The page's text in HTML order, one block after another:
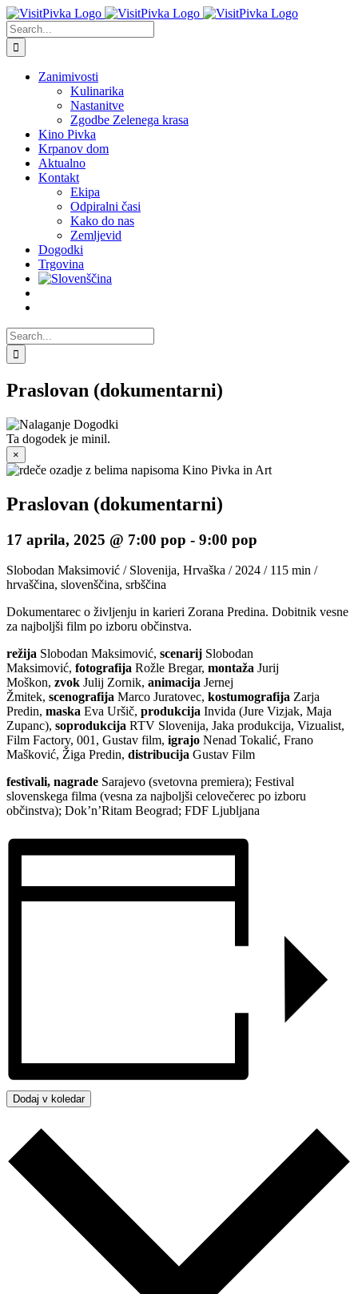
Skip
to
content
Search
for:
Zanimivosti
Kulinarika
Nastanitve
Zgodbe Zelenega krasa
Kino Pivka
Krpanov dom
Aktualno
Kontakt
Ekipa
Odpiralni časi
Kako do nas
Zemljevid
Dogodki
Trgovina
Search
for:
Praslovan (dokumentarni)
Ta dogodek je minil.
×
Praslovan (dokumentarni)
17 aprila, 2025 @ 7:00 pop - 9:00 pop
Slobodan Maksimović / Slovenija, Hrvaška / 2024 / 115 min /
hrvaščina, slovenščina, srbščina
Dokumentarec o življenju in karieri Zorana Predina. Dobitnik vesne
za najboljši film po izboru občinstva.
režija Slobodan Maksimović, scenarij Slobodan
Maksimović, fotografija Rožle Bregar, montaža Jurij
Moškon, zvok Julij Zornik, animacija Jernej
Žmitek, scenografija Marco Juratovec, kostumografija Zarja
Predin, maska Eva Uršič, produkcija Invida (Jure Vizjak, Maja
Zupanc), soprodukcija RTV Slovenija, Jaka produkcija, Vizualist,
Film Factory, 001, Gustav film, igrajo Nenad Tokalić, Frano
Mašković, Žiga Predin, distribucija Gustav Film
festivali, nagrade Sarajevo (svetovna premiera); Festival
slovenskega filma (vesna za najboljši celovečerec po izboru
občinstva); Dok’n’Ritam Beograd; FDF Ljubljana
Dodaj v koledar